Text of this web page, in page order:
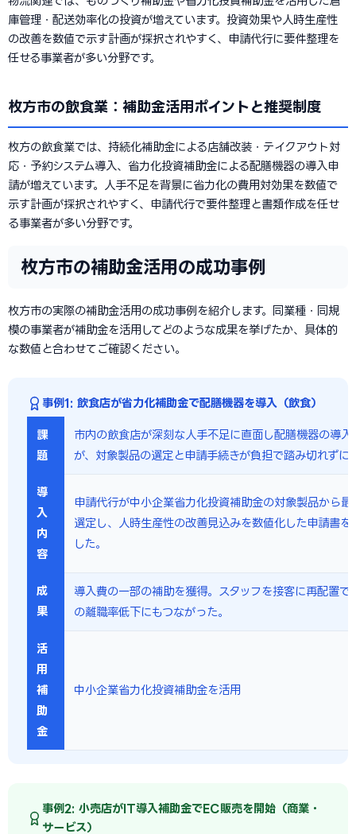
庫管理・配送効率化の投資が増えています。投資効果や人時生産性
の改善を数値で示す計画が採択されやすく、申請代行に要件整理を
任せる事業者が多い分野です。
枚方市の飲食業：補助金活用ポイントと推奨制度
枚方の飲食業では、持続化補助金による店舗改装・テイクアウト対
応・予約システム導入、省力化投資補助金による配膳機器の導入申
請が増えています。人手不足を背景に省力化の費用対効果を数値で
示す計画が採択されやすく、申請代行で要件整理と書類作成を任せ
る事業者が多い分野です。
枚方市の補助金活用の成功事例
枚方市の実際の補助金活用の成功事例を紹介します。同業種・同規
模の事業者が補助金を活用してどのような成果を挙げたか、具体的
な数値と合わせてご確認ください。
事例1: 飲食店が省力化補助金で配膳機器を導入（飲食）
課
題
市内の飲食店が深刻な人手不足に直面し配膳機器の導入
が、対象製品の選定と申請手続きが負担で踏み切れずに
導
入
内
容
申請代行が中小企業省力化投資補助金の対象製品から最
選定し、人時生産性の改善見込みを数値化した申請書を
した。
成
果
導入費の一部の補助を獲得。スタッフを接客に再配置で
の離職率低下にもつながった。
活
用
補
助
金
中小企業省力化投資補助金を活用
事例2: 小売店がIT導入補助金でEC販売を開始（商業・
サービス）